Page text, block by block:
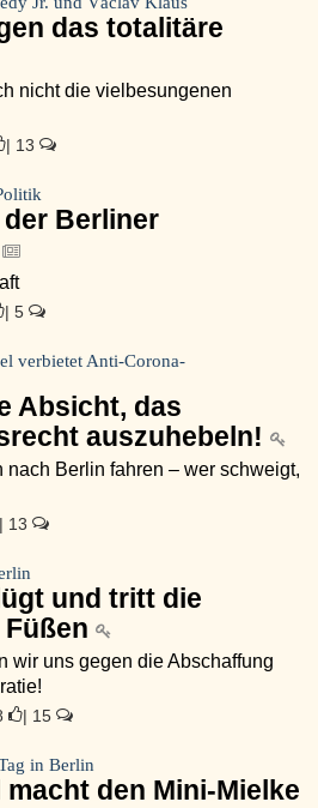
das totalitäre
nicht die vielbesungenen
| 13
Berliner
| 5
verbietet Anti-Corona-
Absicht, das
auszuhebeln!
Berlin fahren – wer schweigt,
| 13
und tritt die
wir uns gegen die Abschaffung
| 15
in Berlin
den Mini-Mielke